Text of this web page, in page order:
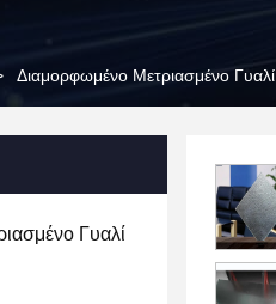
Διαμορφωμένο Μετριασμένο Γυαλί
Γυαλί